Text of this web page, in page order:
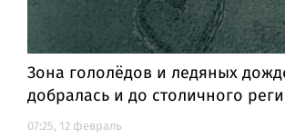
Зона гололёдов и ледяных
добралась и до столичного
07:25, 12 февраль